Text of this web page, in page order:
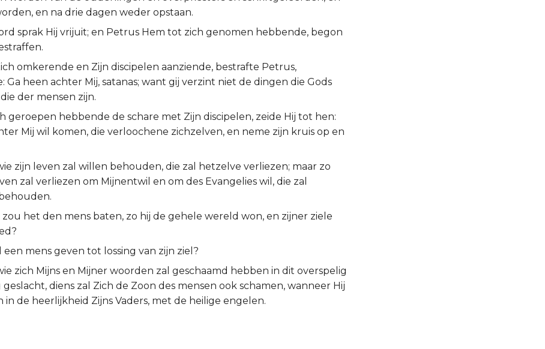
en na drie dagen weder opstaan.
sprak Hij vrijuit; en Petrus Hem tot zich genomen hebbende, begon
omkerende en Zijn discipelen aanziende, bestrafte Petrus,
Ga heen achter Mij, satanas; want gij verzint niet de dingen die Gods
der mensen zijn.
geroepen hebbende de schare met Zijn discipelen, zeide Hij tot hen:
Mij wil komen, die verloochene zichzelven, en neme zijn kruis op en
zijn leven zal willen behouden, die zal hetzelve verliezen; maar zo
zal verliezen om Mijnentwil en om des Evangelies wil, die zal
het den mens baten, zo hij de gehele wereld won, en zijner ziele
een mens geven tot lossing van zijn ziel?
zich Mijns en Mijner woorden zal geschaamd hebben in dit overspelig
diens zal Zich de Zoon des mensen ook schamen, wanneer Hij
in de heerlijkheid Zijns Vaders, met de heilige engelen.